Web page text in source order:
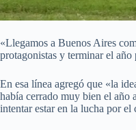
«Llegamos a Buenos Aires
protagonistas y terminar el año
En esa línea agregó que «la
había cerrado muy bien el año
intentar estar en la lucha por el